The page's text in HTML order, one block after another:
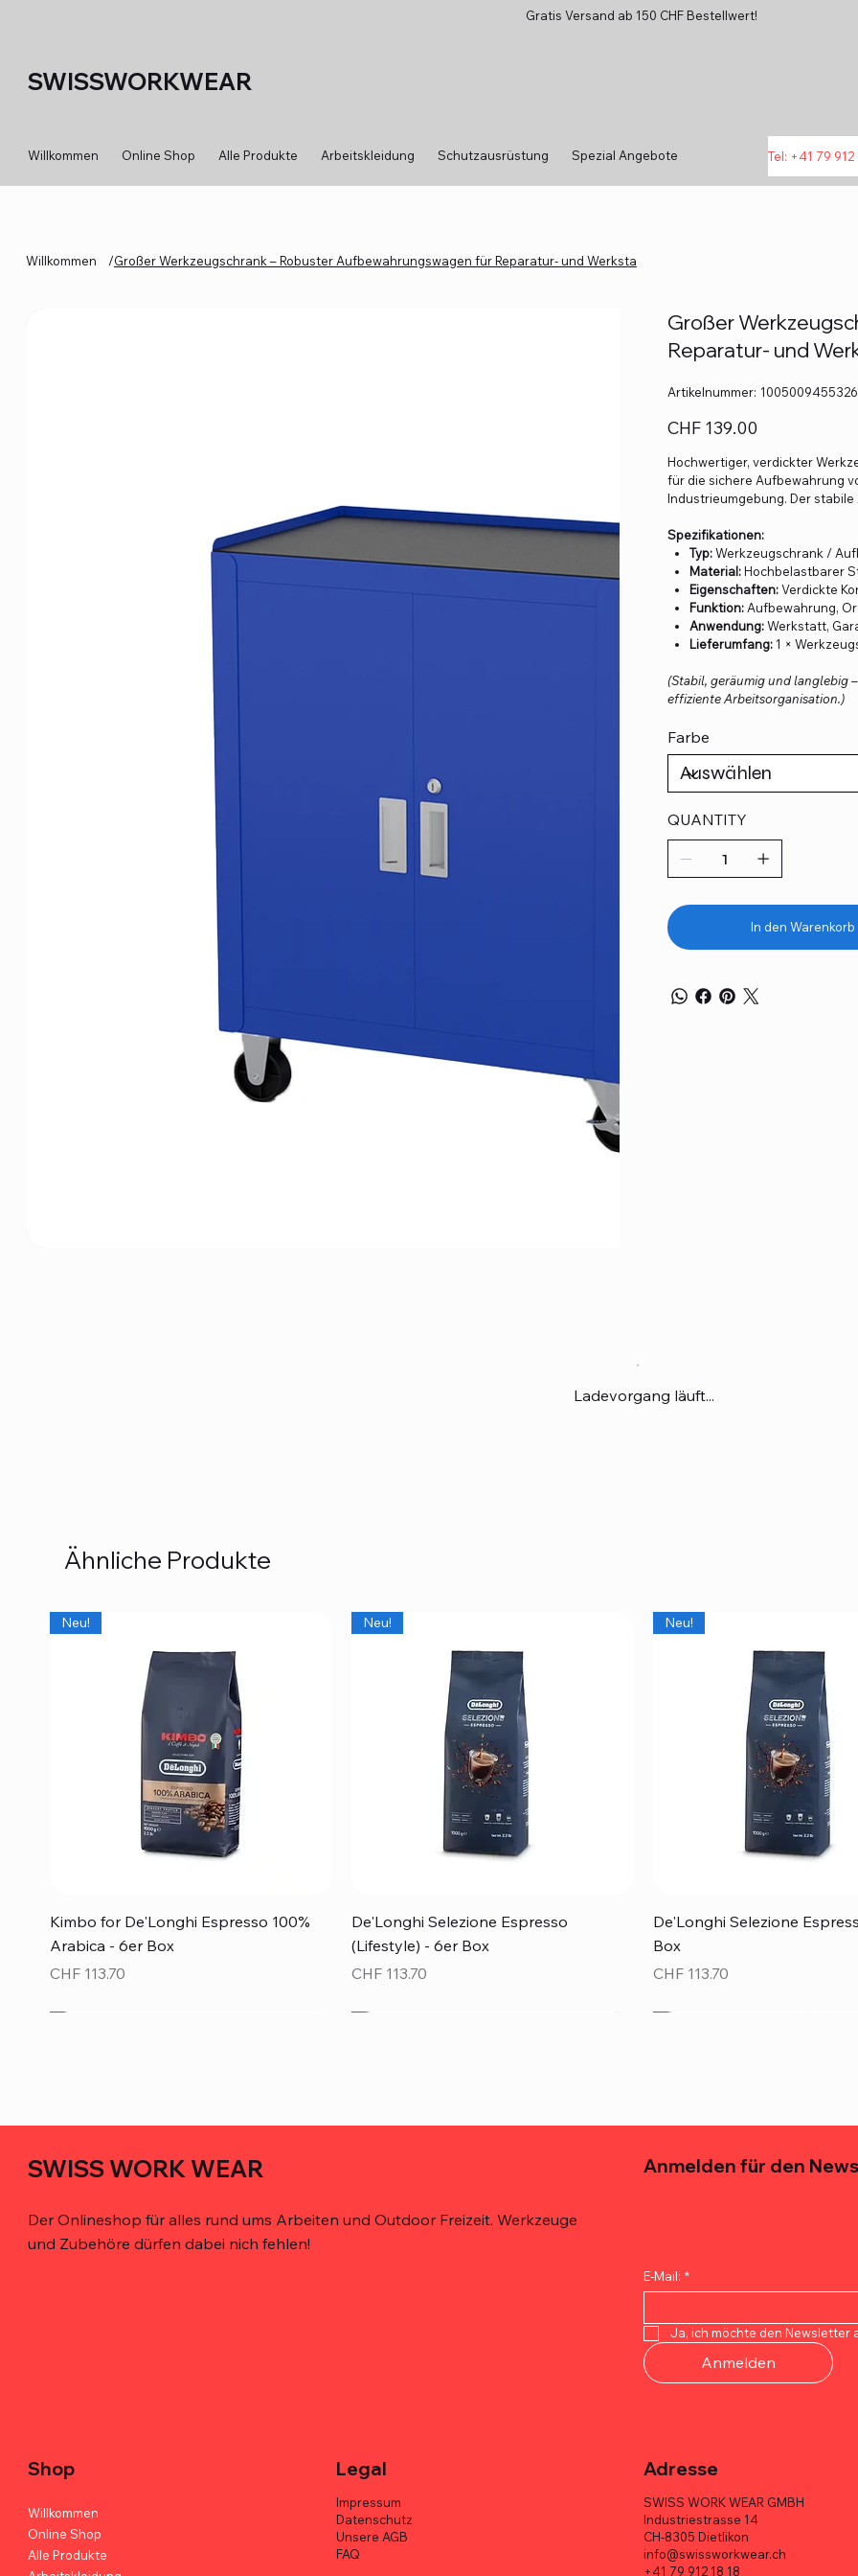
Gratis Versand ab 150 CHF Bestellwert!
SWISSWORKWEAR
Willkommen Online Shop Alle Produkte Arbeitskleidung Schutzausrüstung Spezial Angebote Tel: +41 79 912
Willkommen /Großer Werkzeugschrank – Robuster Aufbewahrungswagen für Reparatur- und Werksta
Großer
Reparatur- und
Artikelnummer: Artikelnummer:
1005009455326188
Preis
CHF 139.00
Hochwertiger, verdickter
für die sichere Aufbewahrung
Industrieumgebung. Der
Spezifikationen:
Typ:Werkzeugschrank /
Material:Hochbelastbarer
Eigenschaften:Verdickte
Funktion: Aufbewahrung,
Anwendung:Werkstatt,
Lieferumfang:1 ×
(Stabil, geräumig und langlebig
effiziente Arbeitsorganisation.)
Farbe
QUANTITY
In den Warenkorb
Ladevorgang läuft...
Ähnliche Produkte
Schnellansicht
Neu!
Kimbo for De'Longhi Espresso 100%
Arabica - 6er Box
Preis
CHF 113.70
Schnellansicht
Neu!
De'Longhi Selezione Espresso
(Lifestyle) - 6er Box
Preis
CHF 113.70
Schnellansicht
Neu!
De'Longhi Selezione
Box
Preis
CHF 113.70
ECHTER ITALIENISCHER
er Vorteilspaket
CHF 113.70
MELOTOUGH Tischler-
– 10 Taschen, 1680D, robust
CHF 71.00
TOOLSTACK
Multifunktional, robust, groß
CHF 95.00
SWISS WORK WEAR
Der Onlineshop für alles rund ums Arbeiten und Outdoor Freizeit. Werkzeuge
und Zubehöre dürfen dabei nich fehlen!
Anmelden für den
E-Mail: *
Ja, ich möchte den Newsletter
Anmelden
Shop
Willkommen
Online Shop
Alle Produkte
Legal
Impressum
Datenschutz
Unsere AGB
FAQ
Adresse
SWISS WORK WEAR GMBH
Industriestrasse 14
CH-8305 Dietlikon
info@swissworkwear.ch
+41 79 912 18 18